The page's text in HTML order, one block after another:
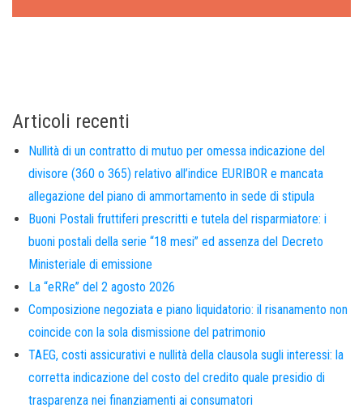
Articoli recenti
Nullità di un contratto di mutuo per omessa indicazione del
divisore (360 o 365) relativo all’indice EURIBOR e mancata
allegazione del piano di ammortamento in sede di stipula
Buoni Postali fruttiferi prescritti e tutela del risparmiatore: i
buoni postali della serie “18 mesi” ed assenza del Decreto
Ministeriale di emissione
La “eRRe” del 2 agosto 2026
Composizione negoziata e piano liquidatorio: il risanamento non
coincide con la sola dismissione del patrimonio
TAEG, costi assicurativi e nullità della clausola sugli interessi: la
corretta indicazione del costo del credito quale presidio di
trasparenza nei finanziamenti ai consumatori